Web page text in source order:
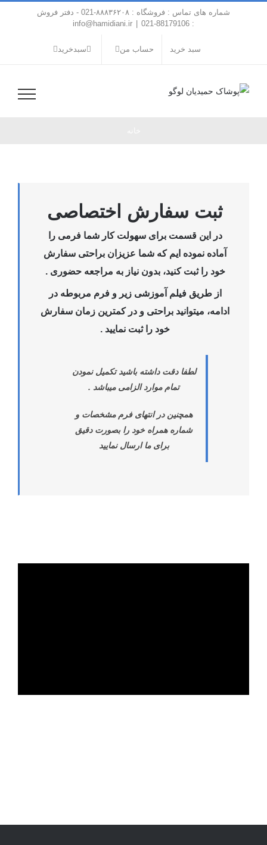
شماره های تماس : فروشگاه : ۸۸۸۳۶۲۰۸-021 - دفتر فروش
: 88179106-021
info@hamidiani.ir
سبد خرید حساب من سبدخرید
ثبت سفارش اختصاصی
در این قسمت برای سهولت کار شما فرمی را
آماده نموده ایم که شما عزیزان براحتی سفارش
خود را ثبت کنید، بدون نیاز به مراجعه حضوری .
از طریق فیلم آموزشی زیر و فرم مربوطه در
ادامه، میتوانید براحتی و در کمترین زمان سفارش
خود را ثبت نمایید .
لطفا دقت داشته باشید تکمیل نمودن
تمام موارد الزامی میباشد .
همچنین در انتهای فرم مشخصات و
شماره همراه خود را بصورت دقیق
برای ما ارسال نمایید